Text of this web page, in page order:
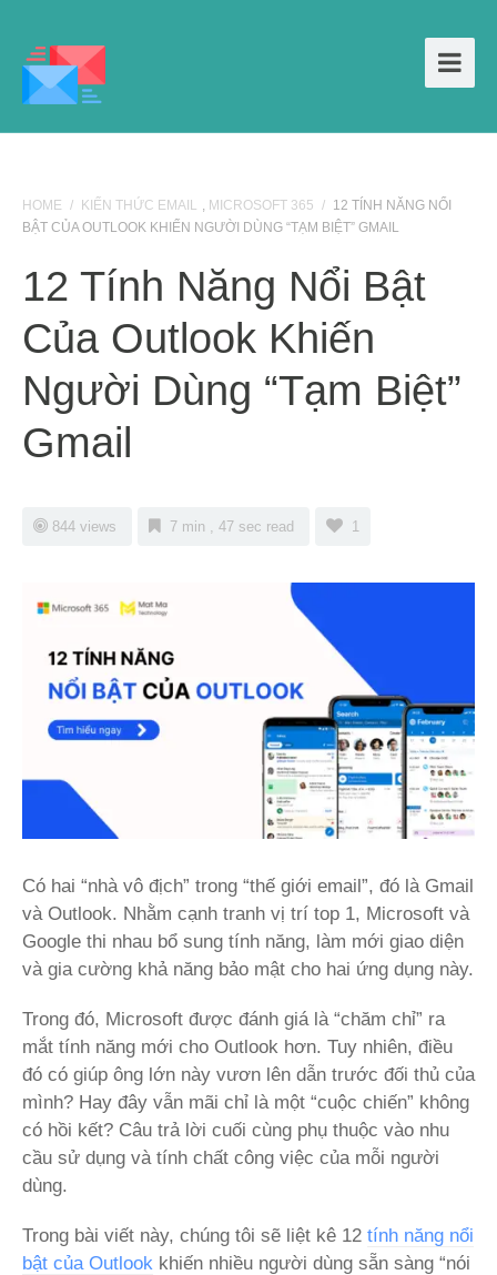
HOME / KIẾN THỨC EMAIL , MICROSOFT 365 / 12 TÍNH NĂNG NỔI
BẬT CỦA OUTLOOK KHIẾN NGƯỜI DÙNG “TẠM BIỆT” GMAIL
12 Tính Năng Nổi Bật
Của Outlook Khiến
Người Dùng “tạm Biệt”
Gmail
844 views 7 min , 47 sec read 1
Có hai “nhà vô địch” trong “thế giới email”, đó là Gmail
và Outlook. Nhằm cạnh tranh vị trí top 1, Microsoft và
Google thi nhau bổ sung tính năng, làm mới giao diện
và gia cường khả năng bảo mật cho hai ứng dụng này.
Trong đó, Microsoft được đánh giá là “chăm chỉ” ra
mắt tính năng mới cho Outlook hơn. Tuy nhiên, điều
đó có giúp ông lớn này vươn lên dẫn trước đối thủ của
mình? Hay đây vẫn mãi chỉ là một “cuộc chiến” không
có hồi kết? Câu trả lời cuối cùng phụ thuộc vào nhu
cầu sử dụng và tính chất công việc của mỗi người
dùng.
Trong bài viết này, chúng tôi sẽ liệt kê 12 tính năng nổi
bật của Outlook khiến nhiều người dùng sẵn sàng “nói